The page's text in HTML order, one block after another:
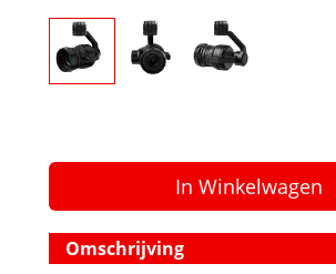
In Winkelwagen
Omschrijving